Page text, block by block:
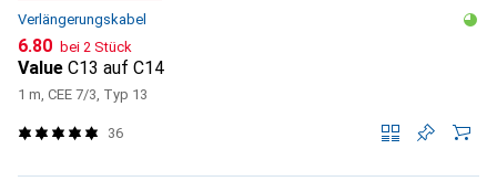
Verlängerungskabel
CHF
6.80 bei 2 Stück
Value C13 auf C14
1 m, CEE 7/3, Typ 13
36